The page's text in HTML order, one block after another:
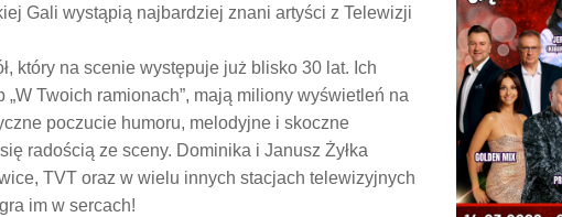
Gali wystąpią najbardziej znani artyści z Telewizji
który na scenie występuje już blisko 30 lat. Ich
„W Twoich ramionach”, mają miliony wyświetleń na
poczucie humoru, melodyjne i skoczne
radością ze sceny. Dominika i Janusz Żyłka
TVT oraz w wielu innych stacjach telewizyjnych
im w sercach!